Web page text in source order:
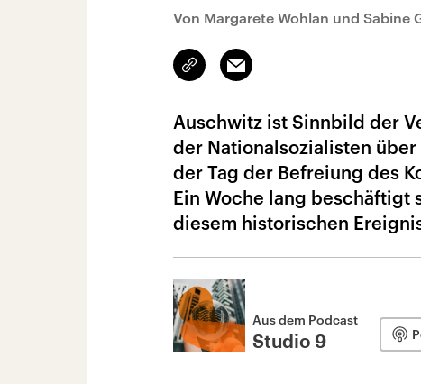
Von Margarete Wohlan und Sabine
Link
kopieren/teilen
Email
Auschwitz ist Sinnbild der
der Nationalsozialisten
der Tag der Befreiung des
Ein Woche lang beschäftigt
diesem historischen
Aus dem Podcast
Studio 9